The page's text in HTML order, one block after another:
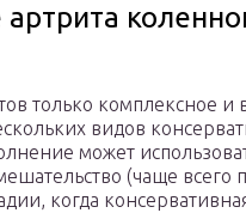
только комплексное и
видов
может
(чаще всего
когда